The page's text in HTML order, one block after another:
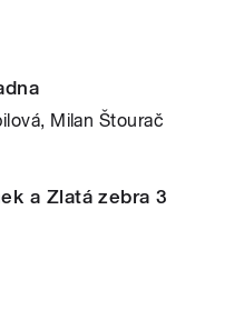
Milan Štourač
a Zlatá zebra 3